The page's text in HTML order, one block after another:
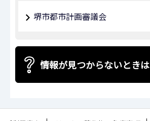
堺市都市計画審議会
情報が見つからないときは